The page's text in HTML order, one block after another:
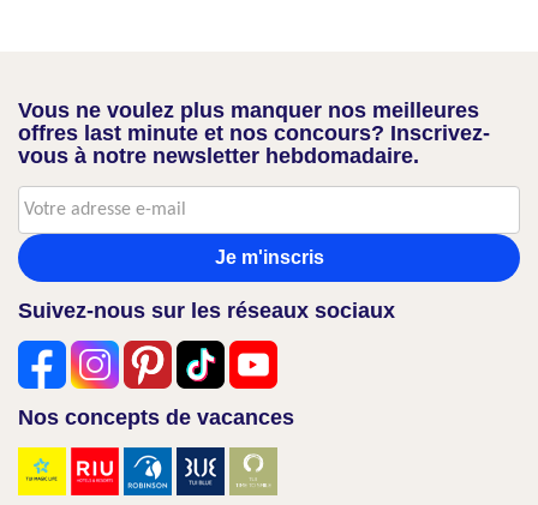
Vous ne voulez plus manquer nos meilleures
offres last minute et nos concours? Inscrivez-
vous à notre newsletter hebdomadaire.
Je m'inscris
Suivez-nous sur les réseaux sociaux
Nos concepts de vacances